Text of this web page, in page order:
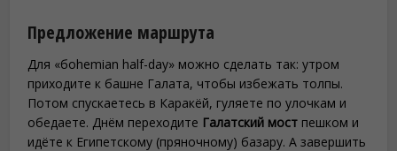
Предложение маршрута
Для «боhemian half-day» можно сделать так: утром
приходите к башне Галата, чтобы избежать толпы.
Потом спускаетесь в Каракёй, гуляете по улочкам и
обедаете. Днём переходите Галатский мост пешком и
идёте к Египетскому (пряночному) базару. А завершить